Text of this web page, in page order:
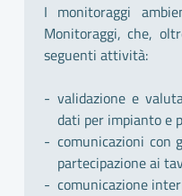
I monitoraggi
Monitoraggi, che,
seguenti attività:
validazione e
dati per impianto e
comunicazioni con
partecipazione ai
comunicazione